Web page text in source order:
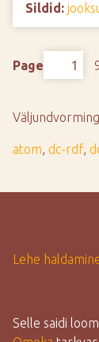
Sildid:
Page
atom, dc-rdf,
Lehe
Selle saidi